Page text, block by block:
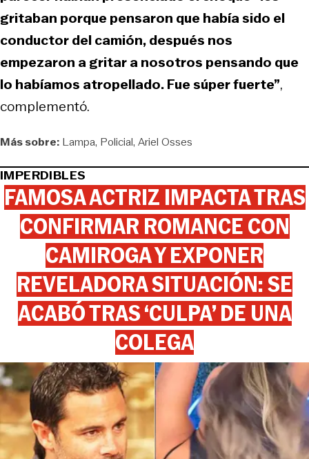
gritaban porque pensaron que había sido el
conductor del camión, después nos
empezaron a gritar a nosotros pensando que
lo habíamos atropellado. Fue súper fuerte”,
complementó.
Más sobre: Lampa Policial Ariel Osses
IMPERDIBLES
FAMOSA ACTRIZ IMPACTA TRAS
CONFIRMAR ROMANCE CON
CAMIROGA Y EXPONER
REVELADORA SITUACIÓN: SE
ACABÓ TRAS ‘CULPA’ DE UNA
COLEGA